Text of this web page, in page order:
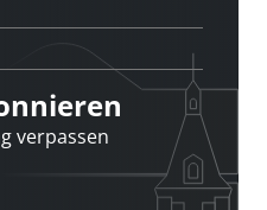
verpassen